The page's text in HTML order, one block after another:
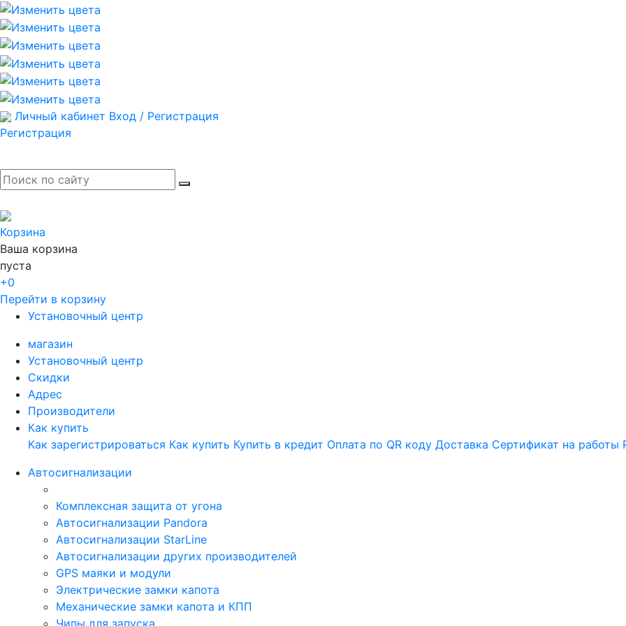
Личный кабинет Вход / Регистрация
Регистрация
Корзина
Ваша корзина
пуста
+0
Перейти в корзину
Установочный центр
магазин
Установочный центр
Скидки
Адрес
Производители
Как купить
Как зарегистрироваться Как купить Купить в кредит Оплата по QR коду Доставка Сертификат на работы
Автосигнализации
Комплексная защита от угона
Автосигнализации Pandora
Автосигнализации StarLine
Автосигнализации других производителей
GPS маяки и модули
Электрические замки капота
Механические замки капота и КПП
Чипы для запуска